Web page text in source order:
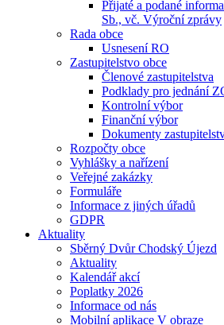
Přijaté a podané
Sb., vč. Výroční zprávy
Rada obce
Usnesení RO
Zastupitelstvo obce
Členové zastupitelstva
Podklady pro jednání
Kontrolní výbor
Finanční výbor
Dokumenty
Rozpočty obce
Vyhlášky a nařízení
Veřejné zakázky
Formuláře
Informace z jiných úřadů
GDPR
Aktuality
Sběrný Dvůr Chodský Újezd
Aktuality
Kalendář akcí
Poplatky 2026
Informace od nás
Mobilní aplikace V obraze